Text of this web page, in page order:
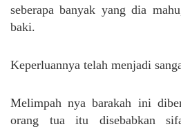
seberapa banyak yang dia
baki.
Keperluannya telah menjadi
Melimpah nya barakah ini
orang tua itu disebabkan